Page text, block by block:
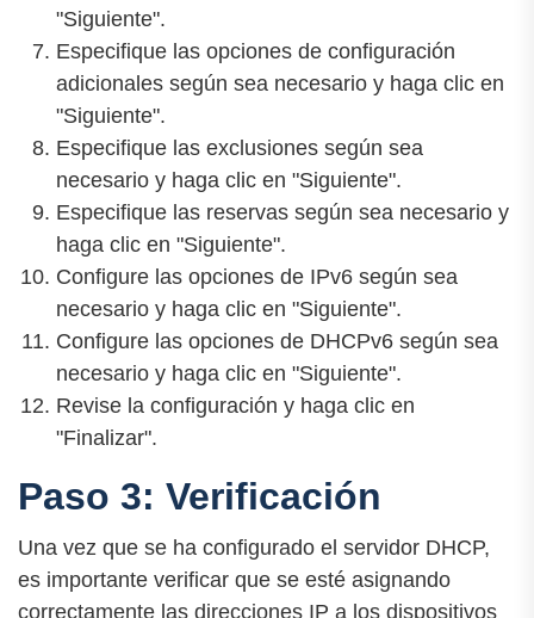
"Siguiente".
Especifique las opciones de configuración
adicionales según sea necesario y haga clic en
"Siguiente".
Especifique las exclusiones según sea
necesario y haga clic en "Siguiente".
Especifique las reservas según sea necesario y
haga clic en "Siguiente".
Configure las opciones de IPv6 según sea
necesario y haga clic en "Siguiente".
Configure las opciones de DHCPv6 según sea
necesario y haga clic en "Siguiente".
Revise la configuración y haga clic en
"Finalizar".
Paso 3: Verificación
Una vez que se ha configurado el servidor DHCP,
es importante verificar que se esté asignando
correctamente las direcciones IP a los dispositivos